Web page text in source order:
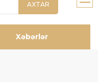
AXTAR
Xəbərlər